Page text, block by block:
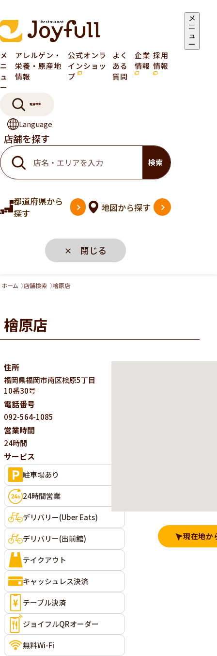
メ
ニ
ュ
ー
メ
ニ
ュ
ー
アレルゲン・
栄養・原産地
情報
公式オンラ
インショッ
プ
よく
ある
質問
企業
情報
採用
情報
店舗検索
Language
店舗を探す
検索
都道府県から
探す
地図から探す
✕ 閉じる
ホーム 店舗検索 檜原店
檜原店
住所
福岡県福岡市南区桧原5丁目
10番30号
電話番号
092-564-1085
営業時間
24時間
サービス
駐車場あり
24時間営業
デリバリー(Uber Eats)
デリバリー(出前館)
テイクアウト
キャッシュレス決済
テーブル決済
ジョイフルQRオーダー
無料Wi-Fi
現在地か